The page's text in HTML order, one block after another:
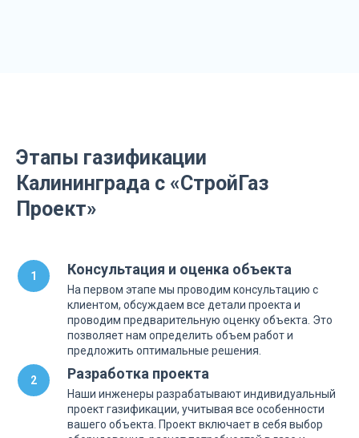
Этапы газификации
Калининграда с «СтройГаз
Проект»
Консультация и оценка объекта
На первом этапе мы проводим консультацию с
клиентом, обсуждаем все детали проекта и
проводим предварительную оценку объекта. Это
позволяет нам определить объем работ и
предложить оптимальные решения.
Разработка проекта
Наши инженеры разрабатывают индивидуальный
проект газификации, учитывая все особенности
вашего объекта. Проект включает в себя выбор